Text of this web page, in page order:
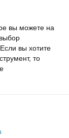
вы можете на
вы хотите
то